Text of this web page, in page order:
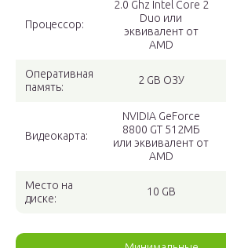
Процессор:
2.0 Ghz Intel Core 2
Duo или
эквивалент от
AMD
Оперативная
память:
2 GB ОЗУ
Видеокарта:
NVIDIA GeForce
8800 GT 512МБ
или эквивалент от
AMD
Место на
диске:
10 GB